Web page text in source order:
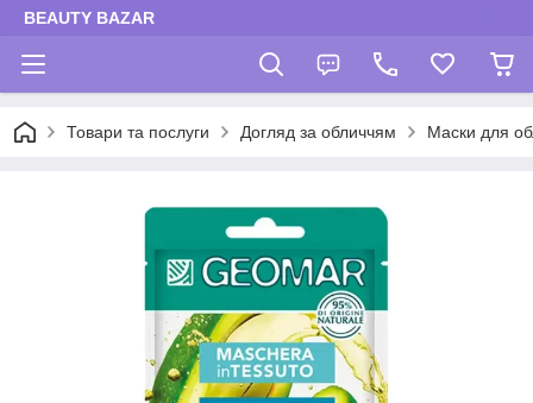
BEAUTY BAZAR
Товари та послуги Догляд за обличчям Маски для